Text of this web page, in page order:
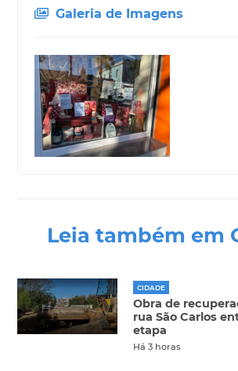
Galeria de Imagens
Leia também em
CIDADE
Obra de
rua São Carlos
etapa
Há 3 horas